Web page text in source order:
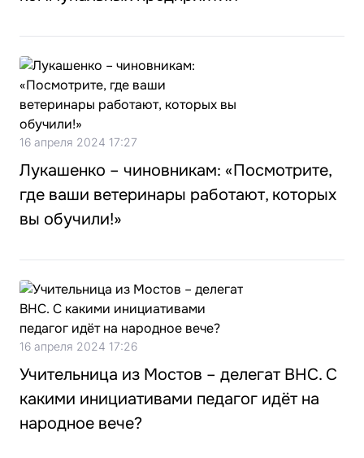
16 апреля 2024 17:27
Лукашенко – чиновникам: «Посмотрите,
где ваши ветеринары работают, которых
вы обучили!»
16 апреля 2024 17:26
Учительница из Мостов – делегат ВНС. С
какими инициативами педагог идёт на
народное вече?